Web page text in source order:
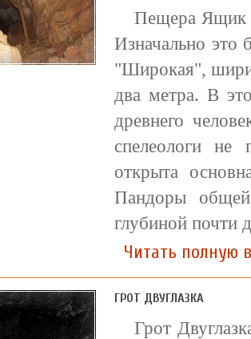
Пещера Ящик
Изначально это
"Широкая",
два метра. В
древнего
спелеологи не
открыта
Пандоры
глубиной почти
Читать полную
ГРОТ ДВУГЛАЗКА
Грот